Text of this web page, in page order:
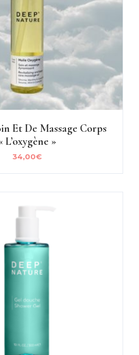
Et De Massage Corps
L’oxygène »
34,00€